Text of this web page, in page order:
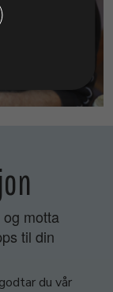
motta
til din
du vår